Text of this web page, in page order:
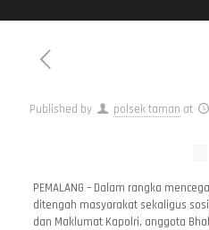
Published by polsek taman at
PEMALANG – Dalam rangka
ditengah masyarakat sekaligus
dan Maklumat Kapolri, anggota